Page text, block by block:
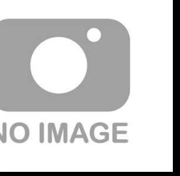
位置操作只是入門門檻 除此之外角
統大核法師 節奏法師(逆命、加里歐)
本對了還要拿坦克或是ad中路 加上
（輸出核心） 除了對線還要跟野
時候該在哪裡該有什麼裝備狀態都
源團的結果 最重要每一隊中路幾
當 以資方角度